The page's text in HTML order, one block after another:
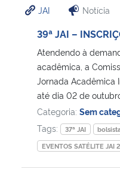
Ministério da Cidadania
Ministério de Minas e Energia
Ministério do Meio Ambiente
Ministério do Turismo
JAI Notícia
39ª JAI –
Atendendo à
acadêmica, a
Jornada
até dia 02 de
Categoria: Sem
Tags:
37ª JAI
EVENTOS SATÉLITE JAI